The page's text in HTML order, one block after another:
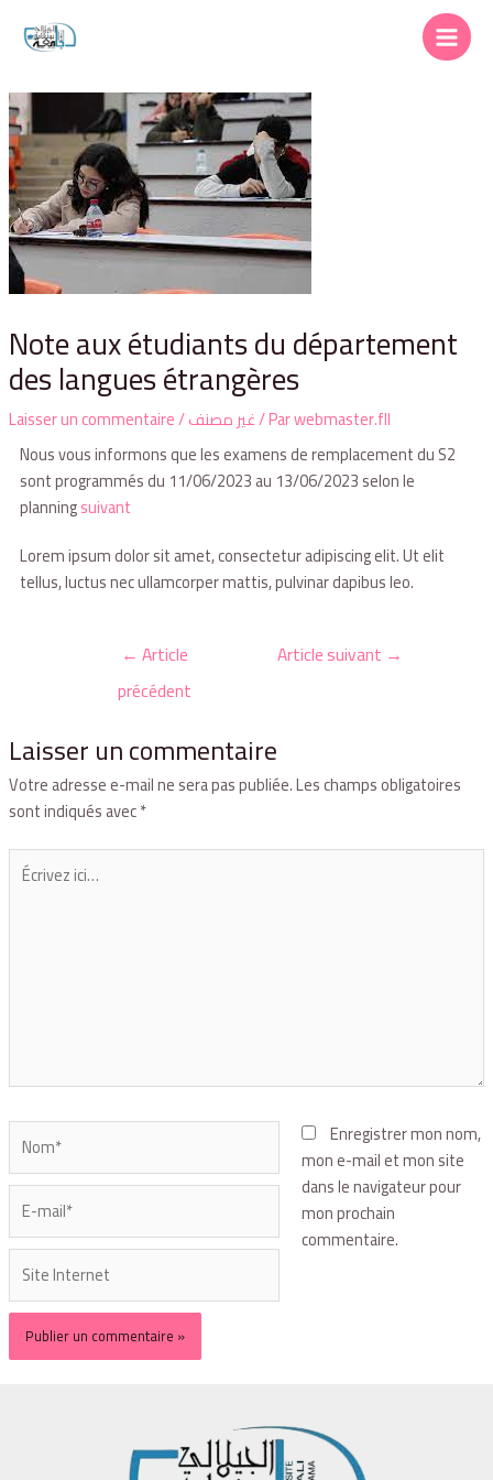
Note aux étudiants du département
des langues étrangères
Laisser un commentaire/غير مصنف/ Parwebmaster.fll
Nous vous informons que les examens de remplacement du S2
sont programmés du 11/06/2023 au 13/06/2023 selon le
planningsuivant
Lorem ipsum dolor sit amet, consectetur adipiscing elit. Ut elit
tellus, luctus nec ullamcorper mattis, pulvinar dapibus leo.
← Article
précédent
Article suivant →
Laisser un commentaire
Votre adresse e-mail ne sera pas publiée.Les champs obligatoires
sont indiqués avec*
Enregistrer mon nom,
mon e-mail et mon site
dans le navigateur pour
mon prochain
commentaire.